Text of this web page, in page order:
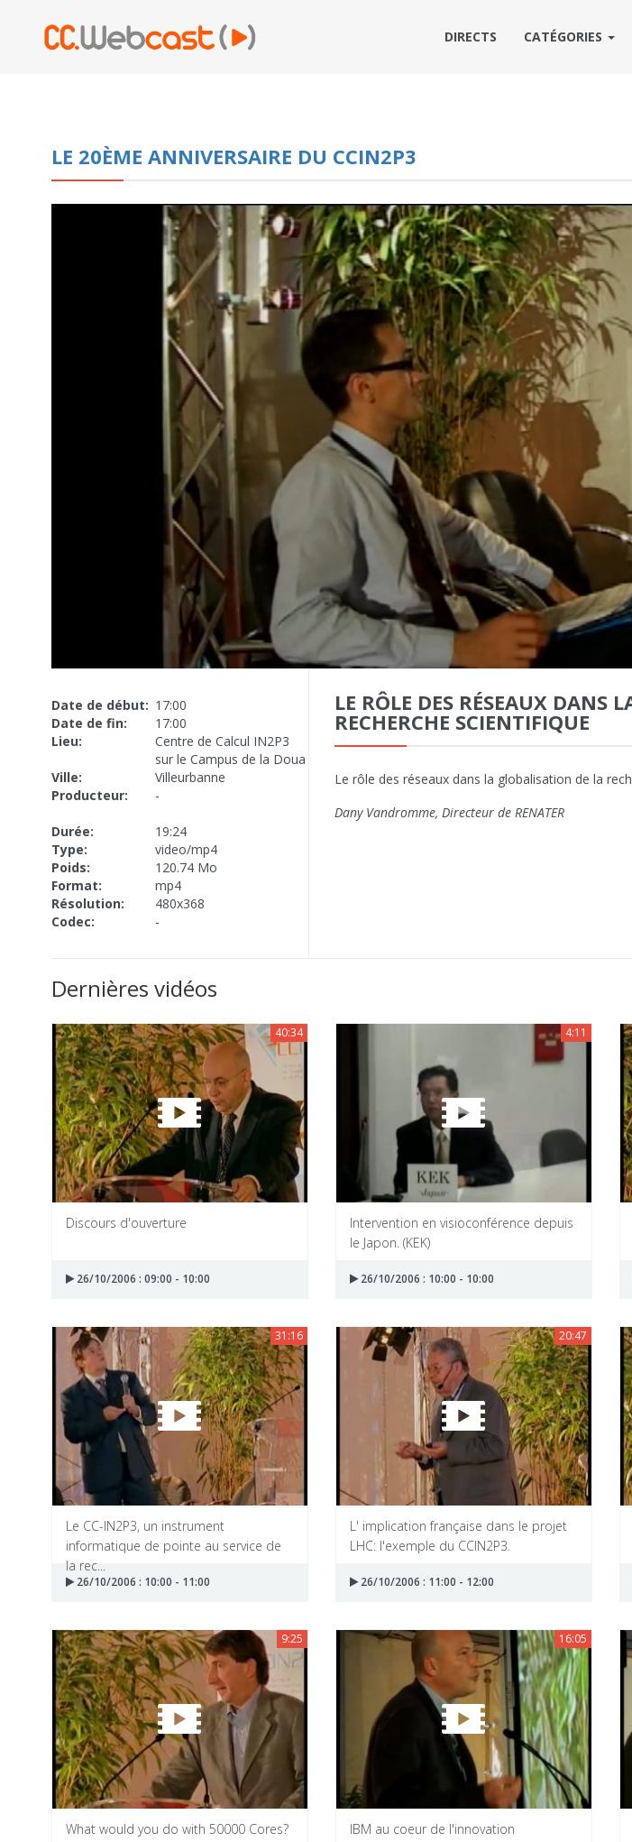
DIRECTS CATÉGORIES
LE 20ÈME ANNIVERSAIRE DU CCIN2P3
Date de début: 17:00
Date de fin:
17:00
Lieu:
Centre de Calcul IN2P3
sur le Campus de la Doua
Ville:
Villeurbanne
Producteur:
-
Durée:
19:24
Type:
video/mp4
Poids:
120.74 Mo
Format:
mp4
Résolution:
480x368
Codec:
-
LE RÔLE DES RÉSEAUX DANS
RECHERCHE SCIENTIFIQUE
Le rôle des réseaux dans la globalisation de la
Dany Vandromme, Directeur de RENATER
Dernières vidéos
40:34
Discours d'ouverture
26/10/2006 : 09:00 - 10:00
4:11
Intervention en visioconférence depuis
le Japon. (KEK)
26/10/2006 : 10:00 - 10:00
31:16
Le CC-IN2P3, un instrument
informatique de pointe au service de
la rec...
26/10/2006 : 10:00 - 11:00
20:47
L' implication française dans le projet
LHC: l'exemple du CCIN2P3.
26/10/2006 : 11:00 - 12:00
9:25
What would you do with 50000 Cores?
16:05
IBM au coeur de l'innovation